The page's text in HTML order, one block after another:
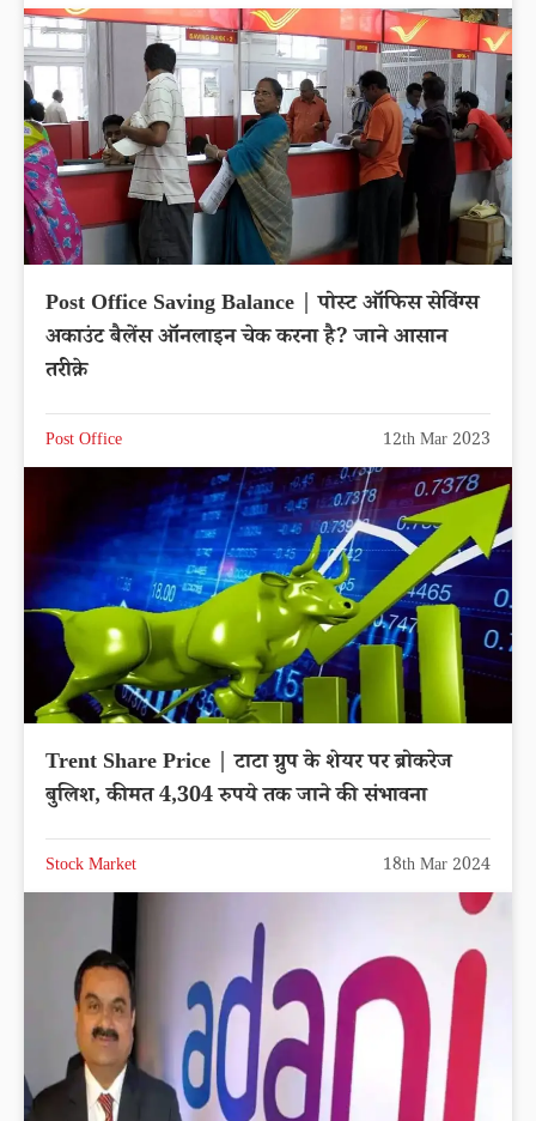
Post Office Saving Balance | पोस्ट ऑफिस सेविंग्स
अकाउंट बैलेंस ऑनलाइन चेक करना है? जाने आसान
तरीक़े
Post Office 12th Mar 2023
Trent Share Price | टाटा ग्रुप के शेयर पर ब्रोकरेज
बुलिश, कीमत 4,304 रुपये तक जाने की संभावना
Stock Market 18th Mar 2024